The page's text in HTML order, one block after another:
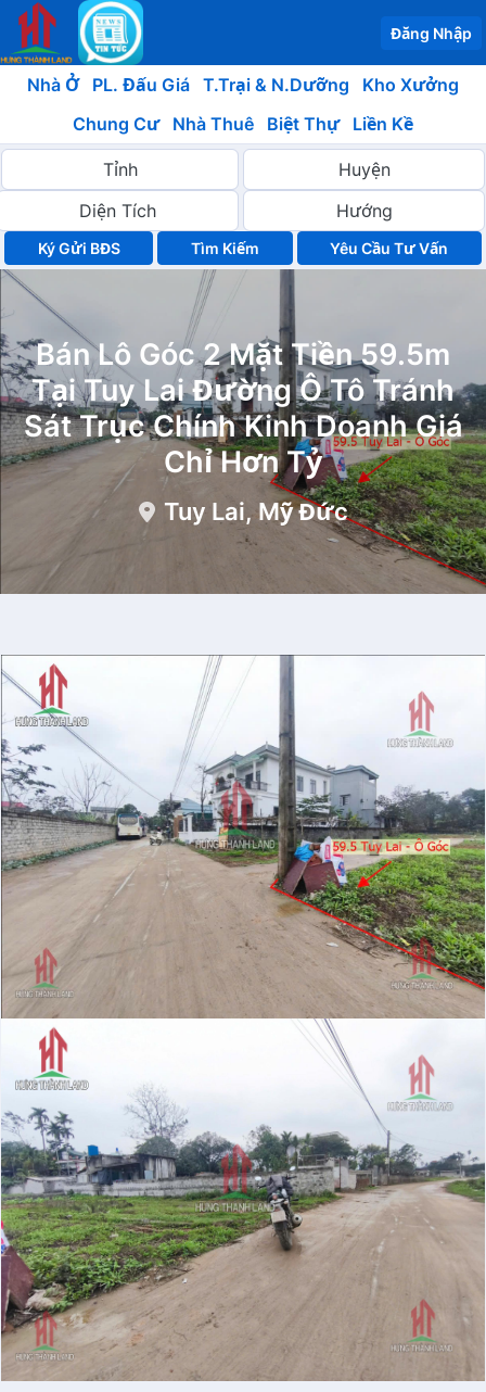
Đăng Nhập
Nhà Ở PL. Đấu Giá T.Trại & N.Dưỡng
Kho Xưởng
Chung Cư
Nhà Thuê Biệt Thự Liền Kề
Ký Gửi BĐS Yêu Cầu Tư Vấn
Bán Lô Góc 2 Mặt Tiền 59.5m
Tại Tuy Lai Đường Ô Tô Tránh
Sát Trục Chính Kinh Doanh Giá
Chỉ Hơn Tỷ
Tuy Lai, Mỹ Đức